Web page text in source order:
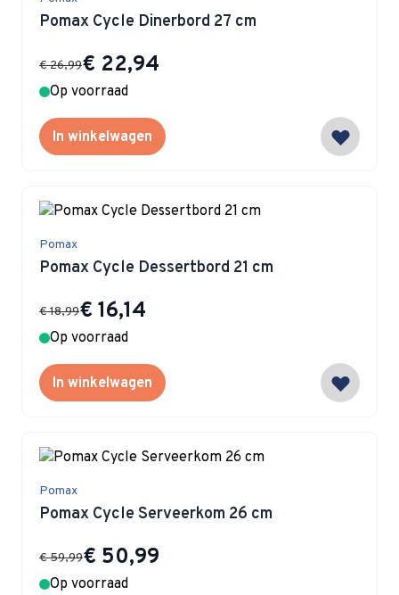
Pomax Cycle Dinerbord 27 cm
Special Price
€ 22,94
€ 26,99
Op voorraad
In winkelwagen
Pomax
Pomax Cycle Dessertbord 21 cm
Special Price
€ 16,14
€ 18,99
Op voorraad
In winkelwagen
Pomax
Pomax Cycle Serveerkom 26 cm
Special Price
€ 50,99
€ 59,99
Op voorraad